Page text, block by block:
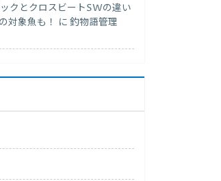
クとクロスビートSWの違い
対象魚も！
に釣物語管理